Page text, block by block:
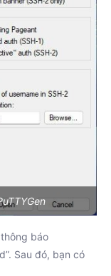
báo
Sau đó, bạn có